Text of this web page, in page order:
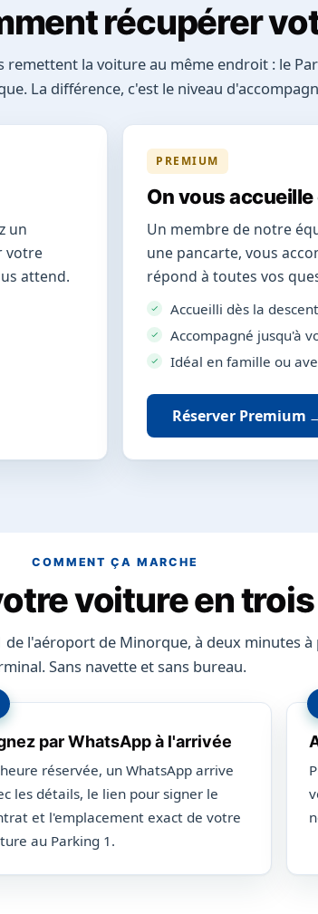
récupérer
remettent la voiture au même endroit : le
La différence, c'est le niveau
un
votre
attend.
PREMIUM
On vous
Un membre de notre
une pancarte, vous
répond à toutes vos
Accueilli dès la
Accompagné jusqu'à
Idéal en famille ou
Réserver Premium
COMMENT ÇA MARCHE
voiture en
de l'aéroport de Minorque, à deux minutes à
Sans navette et sans bureau.
par WhatsApp à l'arrivée
réservée, un WhatsApp arrive
les détails, le lien pour signer le
et l'emplacement exact de votre
au Parking 1.